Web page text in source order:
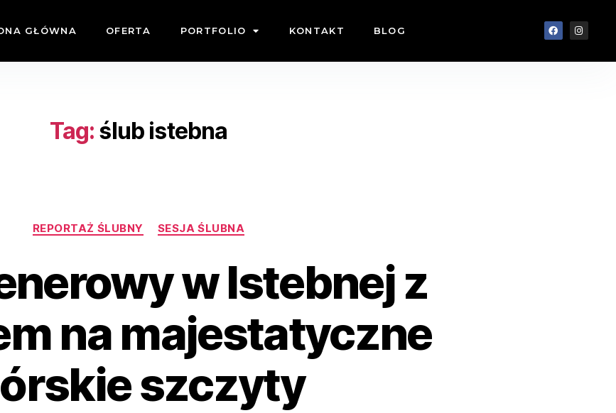
GŁÓWNA OFERTA PORTFOLIO KONTAKT BLOG
Tag: ślub istebna
REPORTAŻ ŚLUBNY SESJA ŚLUBNA
w Istebnej z
na majestatyczne
szczyty